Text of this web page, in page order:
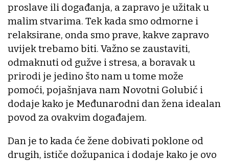
proslave ili događanja, a zapravo je užitak u
malim stvarima. Tek kada smo odmorne i
relaksirane, onda smo prave, kakve zapravo
uvijek trebamo biti. Važno se zaustaviti,
odmaknuti od gužve i stresa, a boravak u
prirodi je jedino što nam u tome može
pomoći, pojašnjava nam Novotni Golubić i
dodaje kako je Međunarodni dan žena idealan
povod za ovakvim događajem.
Dan je to kada će žene dobivati poklone od
drugih, ističe dožupanica i dodaje kako je ovo